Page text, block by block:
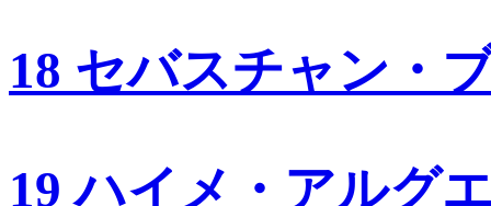
18 セバスチャン・
19 ハイメ・アルグ